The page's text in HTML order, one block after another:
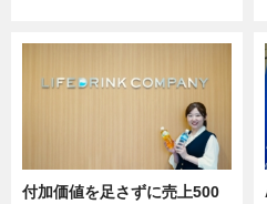
付加価値を足さずに売上500